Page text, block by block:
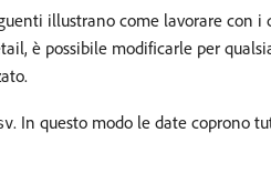
illustrano come lavorare con i
è possibile modificarle per
. In questo modo le date coprono